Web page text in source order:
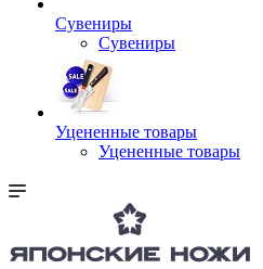
Сувениры
Сувениры
Уцененные товары
Уцененные товары